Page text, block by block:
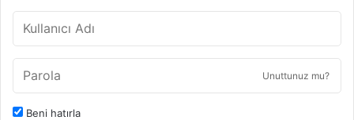
Unuttunuz mu?
Beni hatırla